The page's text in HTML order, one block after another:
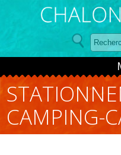
Panneau de gestion des
CAMPING-